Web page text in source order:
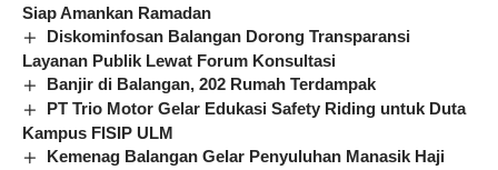
Siap Amankan Ramadan
Diskominfosan Balangan Dorong Transparansi
Layanan Publik Lewat Forum Konsultasi
Banjir di Balangan, 202 Rumah Terdampak
PT Trio Motor Gelar Edukasi Safety Riding untuk Duta
Kampus FISIP ULM
Kemenag Balangan Gelar Penyuluhan Manasik Haji